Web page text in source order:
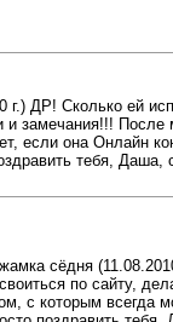
ДР! Сколько ей
и замечания!!!
если она Онлайн
тебя,
сёдня
по сайту,
с которым всегда